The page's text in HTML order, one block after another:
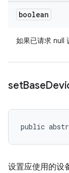
boolean
如果已请求 null
setBase
public
设置应使用的设